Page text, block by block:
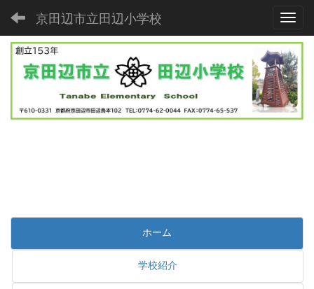
京田辺市立田辺小学校
ホーム
学校紹介